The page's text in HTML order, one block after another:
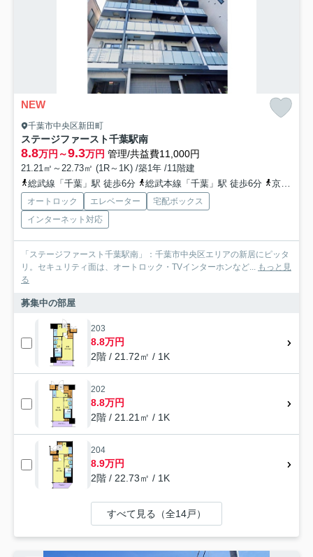
NEW
千葉市中央区新田町
ステージファースト千葉駅南
8.8万円～9.3万円 管理/共益費11,000円
21.21㎡～22.73㎡ (1R～1K) /築1年 /11階建
総武線「千葉」駅 徒歩6分
総武本線「千葉」駅 徒歩6分 京成千葉線「京成千葉」駅 徒歩6分
オートロック エレベーター
宅配ボックス
インターネット対応
「ステージファースト千葉駅南」：千葉市中央区エリアの新居にピッタ
リ。セキュリティ面は、オートロック・TVインターホンなど... もっと見
る
募集中の部屋
203
8.8万円
2階 / 21.72㎡ / 1K
202
8.8万円
2階 / 21.21㎡ / 1K
204
8.9万円
2階 / 22.73㎡ / 1K
すべて見る（全14戸）